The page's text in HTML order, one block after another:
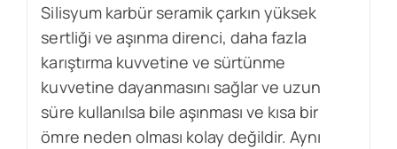
Silisyum karbür seramik çarkın yüksek
sertliği ve aşınma direnci, daha fazla
karıştırma kuvvetine ve sürtünme
kuvvetine dayanmasını sağlar ve uzun
süre kullanılsa bile aşınması ve kısa bir
ömre neden olması kolay değildir. Aynı